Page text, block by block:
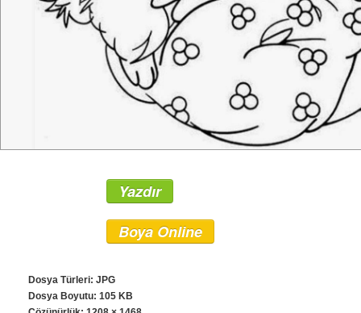
Yazdır
Boya Online
Dosya Türleri: JPG
Dosya Boyutu: 105 KB